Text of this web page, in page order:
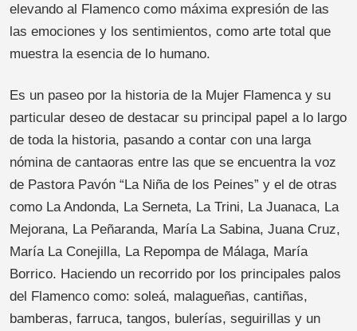
elevando al Flamenco como máxima expresión de las
las emociones y los sentimientos, como arte total que
muestra la esencia de lo humano.
Es un paseo por la historia de la Mujer Flamenca y su
particular deseo de destacar su principal papel a lo largo
de toda la historia, pasando a contar con una larga
nómina de cantaoras entre las que se encuentra la voz
de Pastora Pavón “La Niña de los Peines” y el de otras
como La Andonda, La Serneta, La Trini, La Juanaca, La
Mejorana, La Peñaranda, María La Sabina, Juana Cruz,
María La Conejilla, La Repompa de Málaga, María
Borrico. Haciendo un recorrido por los principales palos
del Flamenco como: soleá, malagueñas, cantiñas,
bamberas, farruca, tangos, bulerías, seguirillas y un